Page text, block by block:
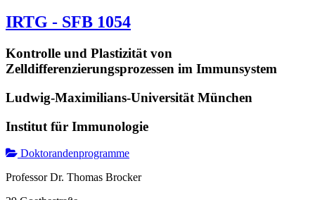
IRTG - SFB 1054
Kontrolle und Plastizität von
Zelldifferenzierungsprozessen im Immunsystem
Ludwig-Maximilians-Universität München
Institut für Immunologie
Doktorandenprogramme
Professor Dr. Thomas Brocker